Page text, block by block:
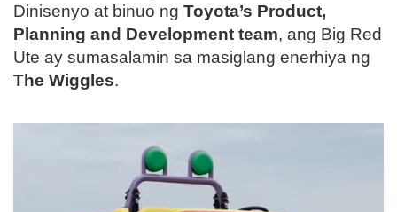
Dinisenyo at binuo ng Toyota’s Product,
Planning and Development team, ang Big Red
Ute ay sumasalamin sa masiglang enerhiya ng
The Wiggles.